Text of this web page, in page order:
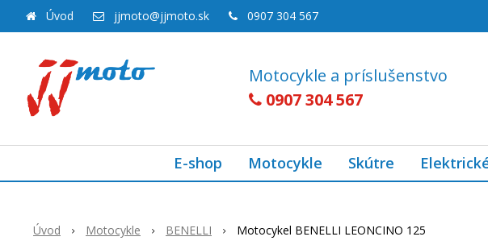
Motocykle a príslušenstvo
0907 304 567
Úvod jjmoto@jjmoto.sk 0907 304 567
E-shop Motocykle Skútre
Úvod Motocykle BENELLI Motocykel BENELLI LEONCINO 125